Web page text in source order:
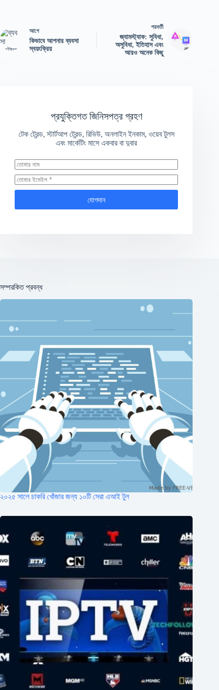
আগে
কিভাবে আপনার ব্যবসা
স্বয়ংক্রিয়
পরবর্তী
জ্যামস্ট্যাক: সুবিধা,
অসুবিধা, ইতিহাস এবং
আরও অনেক কিছু
প্রযুক্তিগত জিনিসপত্র গ্রহণ
টেক ট্রেন্ড, স্টার্টআপ ট্রেন্ড, রিভিউ, অনলাইন ইনকাম, ওয়েব টুলস
এবং মার্কেটিং মাসে একবার বা দুবার
যোগদান
সম্পরকিত প্রবন্ধ
২০২৫ সালে চাকরি খোঁজার জন্য ১০টি সেরা এআই টুল